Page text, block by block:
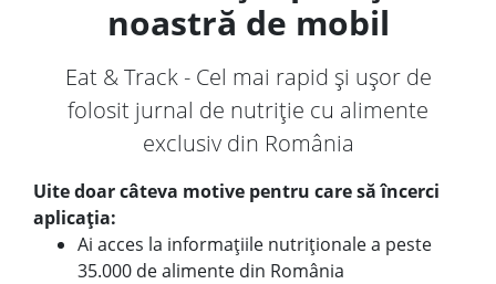
noastră de mobil
Eat & Track - Cel mai rapid și ușor de
folosit jurnal de nutriție cu alimente
exclusiv din România
Uite doar câteva motive pentru care să încerci
aplicația:
Ai acces la informațiile nutriționale a peste
35.000 de alimente din România